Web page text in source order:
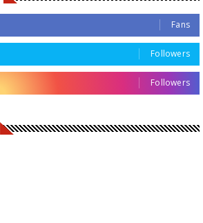
Fans
Followers
Followers